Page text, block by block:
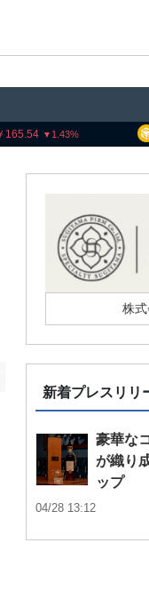
1.43 BNB
株
新着プレスリリ
豪華な
が織り
ップ
04/28 13:12